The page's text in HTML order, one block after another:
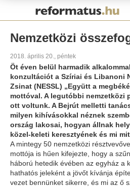
Nemzetközi
2018. április 20., péntek
Öt éven belül harmadik
konzultációt a Szíriai és Libanoni
Zsinat (NESSL) „Együtt a
mottóval. A legutóbbi nemzetközi
ott voltunk. A Bejrút melletti
milyen kihívásokkal néznek
ország lakosai, hogyan állnak
közel-keleti keresztyének és mi
A mintegy 50 nemzetközi
mottója is hűen kifejezte, hogy a
háború hetedik évében az egyház a
hathatós jeleként a jövőt kívánja
vezet bennünket sikerre, és mi az ő